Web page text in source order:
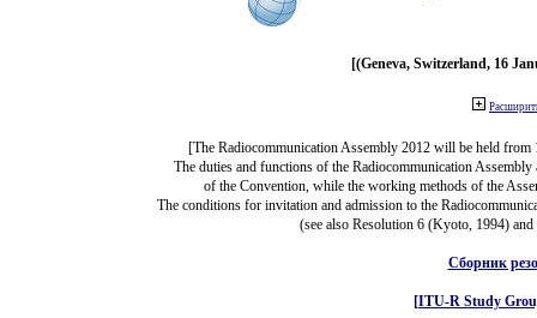
[(Geneva, Switzerland, 16
[The Radiocommunication Assembly 2012 will be held
The duties and functions of the Radiocommunication
of the Convention, while the working methods of the
The conditions for invitation and admission to the
(see also Resolution 6 (Kyoto, 1994)
Сборник
[ITU-R Study